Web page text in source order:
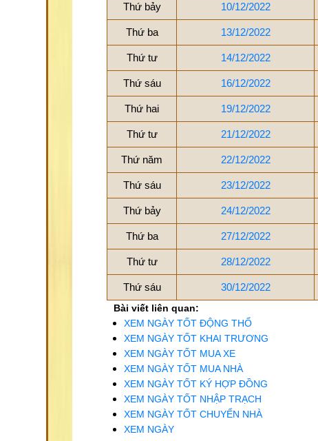
Thứ bảy 10/12/2022
Thứ ba 13/12/2022
Thứ tư 14/12/2022
Thứ sáu 16/12/2022
Thứ hai 19/12/2022
Thứ tư 21/12/2022
Thứ năm 22/12/2022
Thứ sáu 23/12/2022
Thứ bảy 24/12/2022
Thứ ba 27/12/2022
Thứ tư 28/12/2022
Thứ sáu 30/12/2022
Bài viết liên quan:
XEM NGÀY TỐT ĐỘNG THỔ
XEM NGÀY TỐT KHAI TRƯƠNG
XEM NGÀY TỐT MUA XE
XEM NGÀY TỐT MUA NHÀ
XEM NGÀY TỐT KÝ HỢP ĐỒNG
XEM NGÀY TỐT NHẬP TRẠCH
XEM NGÀY TỐT CHUYỂN NHÀ
XEM NGÀY